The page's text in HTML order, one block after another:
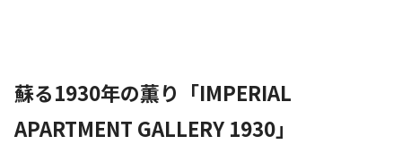
蘇る1930年の薫り「IMPERIAL
APARTMENT GALLERY 1930」